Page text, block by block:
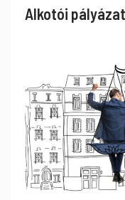
Alkotói